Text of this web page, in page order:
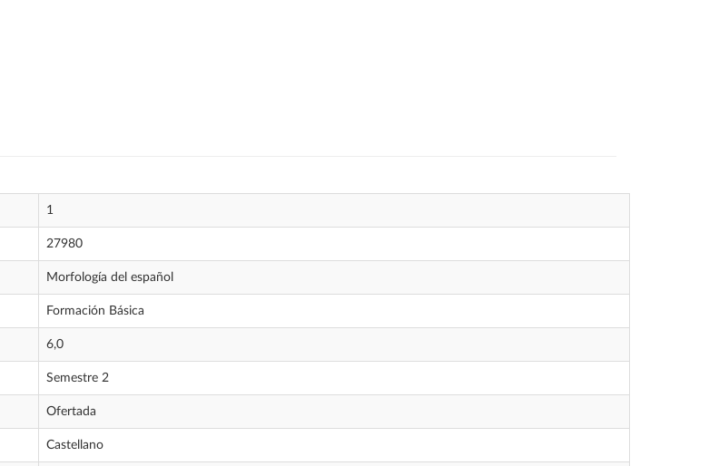
1
27980
Morfología del español
Formación Básica
6,0
Semestre 2
Ofertada
Castellano